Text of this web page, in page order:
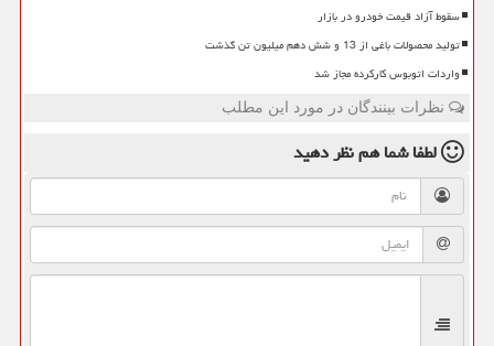
سقوط آزاد قیمت خودرو در بازار
تولید محصولات باغی از 13 و شش دهم میلیون تن گذشت
واردات اتوبوس کارکرده مجاز شد
نظرات بینندگان در مورد این مطلب
لطفا شما همنظر دهید